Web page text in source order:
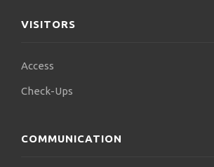
VISITORS
Access
Check-Ups
COMMUNICATION